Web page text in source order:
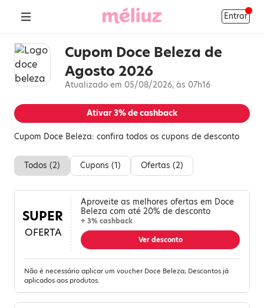
Entrar
Cupom Doce Beleza de
Agosto 2026
Atualizado em 05/08/2026, às 07h16
Ativar3%de cashback
Cupom Doce Beleza: confira todos os cupons de desconto
Todos (2) Cupons (1) Ofertas (2)
SUPER
OFERTA
Aproveite as melhores ofertas em Doce
Beleza com até 20% de desconto
+ 3% cashback
Ver desconto
Não é necessário aplicar um voucher Doce Beleza; Descontos já
aplicados aos produtos.